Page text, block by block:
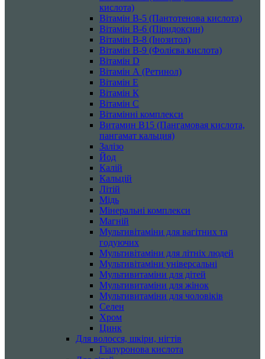
кислота)
Вітамін B-5 (Пантотенова кислота)
Вітамін B-6 (Піридоксин)
Вітамін B-8 (Інозитол)
Вітамін B-9 (Фолієва кислота)
Вітамін D
Вітамін А (Ретинол)
Вітамін Е
Вітамін К
Вітамін С
Вітамінні комплекси
Витамин B15 (Пангамовая кислота,
пангамат кальция)
Залізо
Йод
Калій
Кальцій
Літій
Мідь
Мінеральні комплекси
Магній
Мультивітаміни для вагітних та
годуючих
Мультивітаміни для літніх людей
Мультивітаміни універсальні
Мультивитаміни для дітей
Мультивитаміни для жінок
Мультивитаміни для чоловіків
Селен
Хром
Цинк
Для волосся, шкіри, нігтів
Гіалуронова кислота